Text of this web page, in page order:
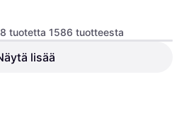
Hankook Ventus S1 Evo K107
tuotetta 1586 tuotteesta
lisää